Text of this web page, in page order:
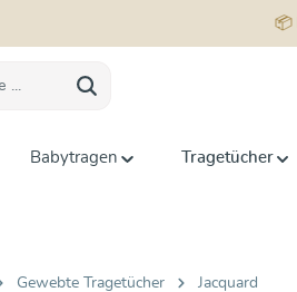
📦
Babytragen Tragetücher
Gewebte Tragetücher Jacquard